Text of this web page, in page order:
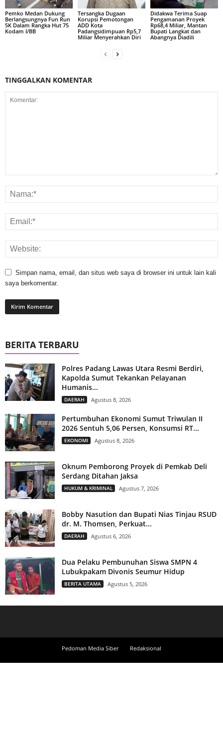
Pemko Medan Dukung
Berlangsungnya Fun Run
5K Dalam Rangka Hut 75
Kodam I/BB
Tersangka Dugaan
Korupsi Pemotongan
ADD Kota
Padangsidimpuan Rp5,7
Miliar Menyerahkan Diri
Didakwa Terima Suap
Pengamanan Proyek
Rp68,4 Miliar, Mantan
Bupati Langkat dan
Abangnya Diadili
TINGGALKAN KOMENTAR
Simpan nama, email, dan situs web saya di browser ini untuk lain kali
saya berkomentar.
BERITA TERBARU
Polres Padang Lawas Utara Resmi Berdiri,
Kapolda Sumut Tekankan Pelayanan
Humanis...
DAERAH Agustus 8, 2026
Pertumbuhan Ekonomi Sumut Triwulan II
2026 Sentuh 5,06 Persen, Konsumsi RT...
EKONOMI Agustus 8, 2026
Oknum Pemborong Proyek di Pemkab Deli
Serdang Ditahan Jaksa
HUKUM & KRIMINAL Agustus 7, 2026
Bobby Nasution dan Bupati Nias Tinjau RSUD
dr. M. Thomsen, Perkuat...
DAERAH Agustus 6, 2026
Dua Pelaku Pembunuhan Siswa SMPN 4
Lubukpakam Divonis Seumur Hidup
BERITA UTAMA Agustus 5, 2026
Pedoman Media Siber Redaksional